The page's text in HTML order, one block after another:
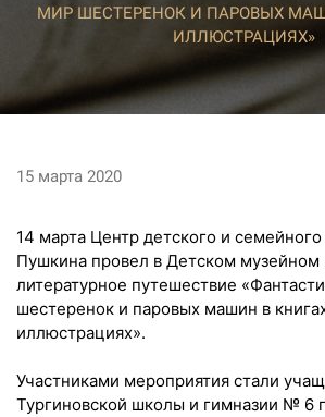
МИР ШЕСТЕРЕНОК И ПАРОВЫХ
ИЛЛЮСТРАЦИЯХ»
15 марта 2020
14 марта Центр детского и
Пушкина провел в Детском музейном
литературное путешествие
шестеренок и паровых машин в
иллюстрациях».
Участниками мероприятия стали
Тургиновской школы и гимназии № 6